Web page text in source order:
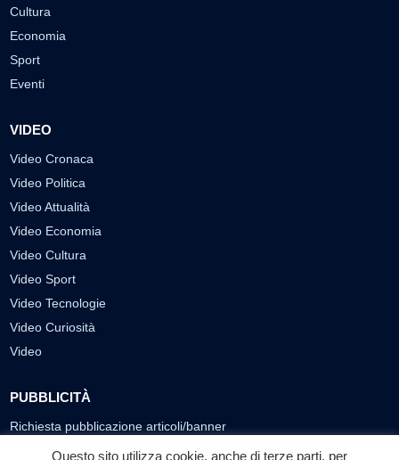
Cultura
Economia
Sport
Eventi
VIDEO
Video Cronaca
Video Politica
Video Attualità
Video Economia
Video Cultura
Video Sport
Video Tecnologie
Video Curiosità
Video
PUBBLICITÀ
Richiesta pubblicazione articoli/banner
Questo sito utilizza cookie, anche di terze parti, per